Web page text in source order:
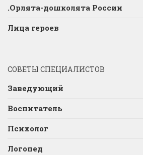
.Орлята-дошколята России
Лица героев
СОВЕТЫ СПЕЦИАЛИСТОВ
Заведующий
Воспитатель
Психолог
Логопед